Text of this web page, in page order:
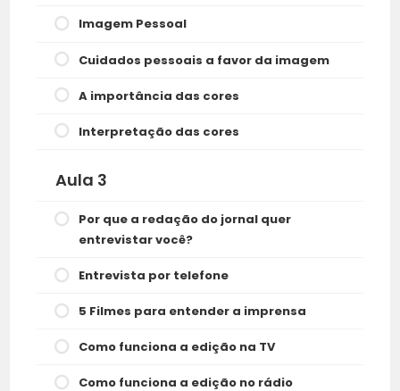
Imagem Pessoal
Cuidados pessoais a favor da imagem
A importância das cores
Interpretação das cores
Aula 3
Por que a redação do jornal quer
entrevistar você?
Entrevista por telefone
5 Filmes para entender a imprensa
Como funciona a edição na TV
Como funciona a edição no rádio